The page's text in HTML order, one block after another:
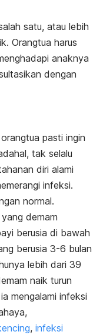
satu, atau lebih
Orangtua harus
anaknya
dengan
pasti ingin
tak selalu
diri alami
infeksi.
normal.
demam
berusia di bawah
berusia 3-6 bulan
lebih dari 39
naik turun
mengalami infeksi
, infeksi